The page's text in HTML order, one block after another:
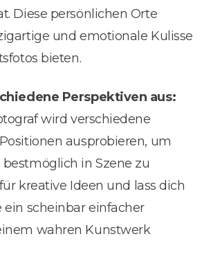
Diese persönlichen Orte
und emotionale Kulisse
bieten.
Perspektiven aus:
wird verschiedene
ausprobieren, um
in Szene zu
kreative Ideen und lass dich
ein scheinbar einfacher
wahren Kunstwerk